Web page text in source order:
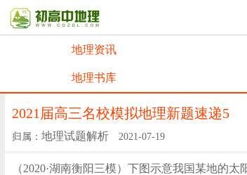
地理资讯
地理书库
2021届高三名校模拟地理新题速递5
归属： 地理试题解析2021-07-19
（2020·湖南衡阳三模）下图示意我国某地的